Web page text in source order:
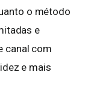
o método
e
canal com
e mais